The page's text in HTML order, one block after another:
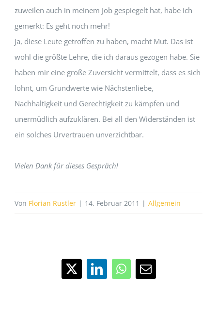
zuweilen auch in meinem Job gespiegelt hat, habe ich
gemerkt: Es geht noch mehr!
Ja, diese Leute getroffen zu haben, macht Mut. Das ist
wohl die größte Lehre, die ich daraus gezogen habe. Sie
haben mir eine große Zuversicht vermittelt, dass es sich
lohnt, um Grundwerte wie Nächstenliebe,
Nachhaltigkeit und Gerechtigkeit zu kämpfen und
unermüdlich aufzuklären. Bei all den Widerständen ist
ein solches Urvertrauen unverzichtbar.
Vielen Dank für dieses Gespräch!
Von Florian Rustler | 14. Februar 2011 | Allgemein
X LinkedInWhatsApp
E-